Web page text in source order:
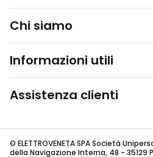
Chi siamo
Informazioni utili
Assistenza clienti
© ELETTROVENETA SPA Società
della Navigazione Interna, 48 - 35129